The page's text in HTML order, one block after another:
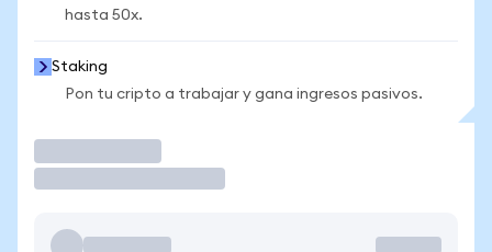
hasta 50x.
Staking
Pon tu cripto a trabajar y gana ingresos pasivos.